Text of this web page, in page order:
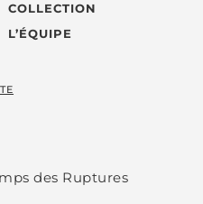
COLLECTION
L’ÉQUIPE
des Ruptures